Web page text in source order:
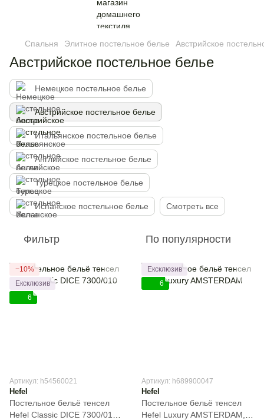
Спальня Элитное постельное белье Австрийское
Австрийское постельное белье
Немецкое постельное белье
Австрийское постельное белье
Итальянское постельное белье
Английское постельное белье
Турецкое постельное белье
Испанское постельное белье Смотреть все
Фильтр По популярности
−10%
Ексклюзив
6
Артикул: h54560021
Hefel
Постельное бельё тенсел
Hefel Classic DICE 7300/010,
Ексклюзив
6
Артикул: h689900047
Hefel
Постельное бельё тенсел
Hefel Luxury AMSTERDAM,